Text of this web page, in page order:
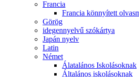
Francia
Francia könnyített
Görög
idegennyelvű szókártya
Japán nyelv
Latin
Német
Álatalános Iskolásoknak
Általános iskolásoknak